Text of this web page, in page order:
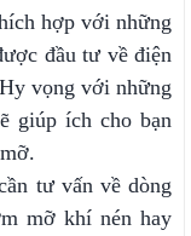
hợp với những
đầu tư về điện
vọng với những
giúp ích cho bạn
tư vấn về dòng
mỡ khí nén hay